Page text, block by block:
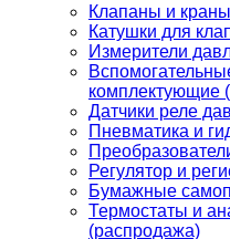
Клапаны и
Катушки для
Измерители
комплектующие
Датчики реле
Пневматика и
Регулятор и
Бумажные
Термостаты и
(распродажа)